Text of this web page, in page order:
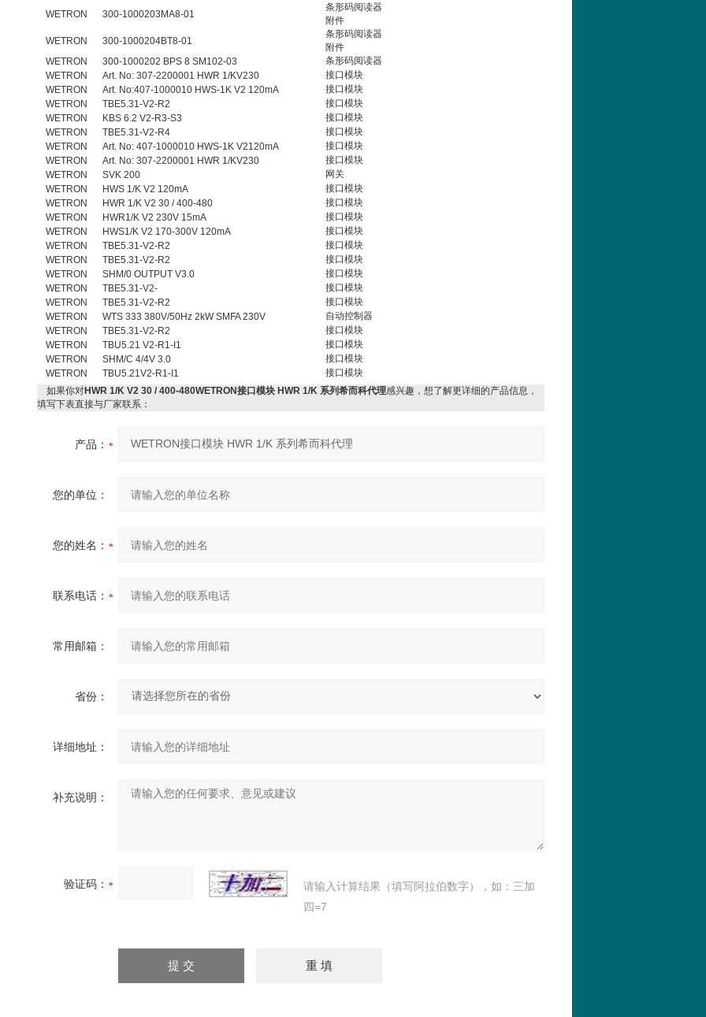
WETRON
300-1000203MA8-01
条形码阅读器
附件
WETRON
300-1000204BT8-01
条形码阅读器
附件
WETRON
300-1000202 BPS 8 SM102-03
条形码阅读器
WETRON
Art. No: 307-2200001 HWR 1/KV230
接口模块
WETRON
Art. No:407-1000010 HWS-1K V2 120mA
接口模块
WETRON
TBE5.31-V2-R2
接口模块
WETRON
KBS 6.2 V2-R3-S3
接口模块
WETRON
TBE5.31-V2-R4
接口模块
WETRON
Art. No: 407-1000010 HWS-1K V2120mA
接口模块
WETRON
Art. No: 307-2200001 HWR 1/KV230
接口模块
WETRON
SVK 200
网关
WETRON
HWS 1/K V2 120mA
接口模块
WETRON
HWR 1/K V2 30 / 400-480
接口模块
WETRON
HWR1/K V2 230V 15mA
接口模块
WETRON
HWS1/K V2 170-300V 120mA
接口模块
WETRON
TBE5.31-V2-R2
接口模块
WETRON
TBE5.31-V2-R2
接口模块
WETRON
SHM/0 OUTPUT V3.0
接口模块
WETRON
TBE5.31-V2-
接口模块
WETRON
TBE5.31-V2-R2
接口模块
WETRON
WTS 333 380V/50Hz 2kW SMFA 230V
自动控制器
WETRON
TBE5.31-V2-R2
接口模块
WETRON
TBU5.21 V2-R1-I1
接口模块
WETRON
SHM/C 4/4V 3.0
接口模块
WETRON
TBU5.21V2-R1-I1
接口模块
如果你对HWR 1/K V2 30 / 400-480WETRON接口模块 HWR 1/K 系列希而科代理感兴趣，想了解更详细的产品信息，
填写下表直接与厂家联系：
产品：
您的单位：
您的姓名：
联系电话：
常用邮箱：
省份：
详细地址：
补充说明：
验证码：
请输入计算结果（填写阿拉伯数字），如：三加
四=7